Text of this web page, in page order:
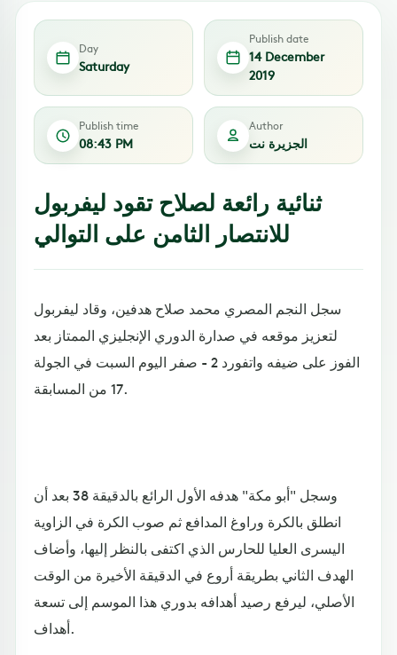
Day
Saturday
Publish date
14 December
2019
Publish time
08:43 PM
Author
الجزيرة نت
ثنائية رائعة لصلاح تقود ليفربول
للانتصار الثامن على التوالي
سجل النجم المصري محمد صلاح هدفين، وقاد ليفربول
لتعزيز موقعه في صدارة الدوري الإنجليزي الممتاز بعد
الفوز على ضيفه واتفورد 2 - صفر اليوم السبت في الجولة
17 من المسابقة.
وسجل "أبو مكة" هدفه الأول الرائع بالدقيقة 38 بعد أن
انطلق بالكرة وراوغ المدافع ثم صوب الكرة في الزاوية
اليسرى العليا للحارس الذي اكتفى بالنظر إليها، وأضاف
الهدف الثاني بطريقة أروع في الدقيقة الأخيرة من الوقت
الأصلي، ليرفع رصيد أهدافه بدوري هذا الموسم إلى تسعة
أهداف.